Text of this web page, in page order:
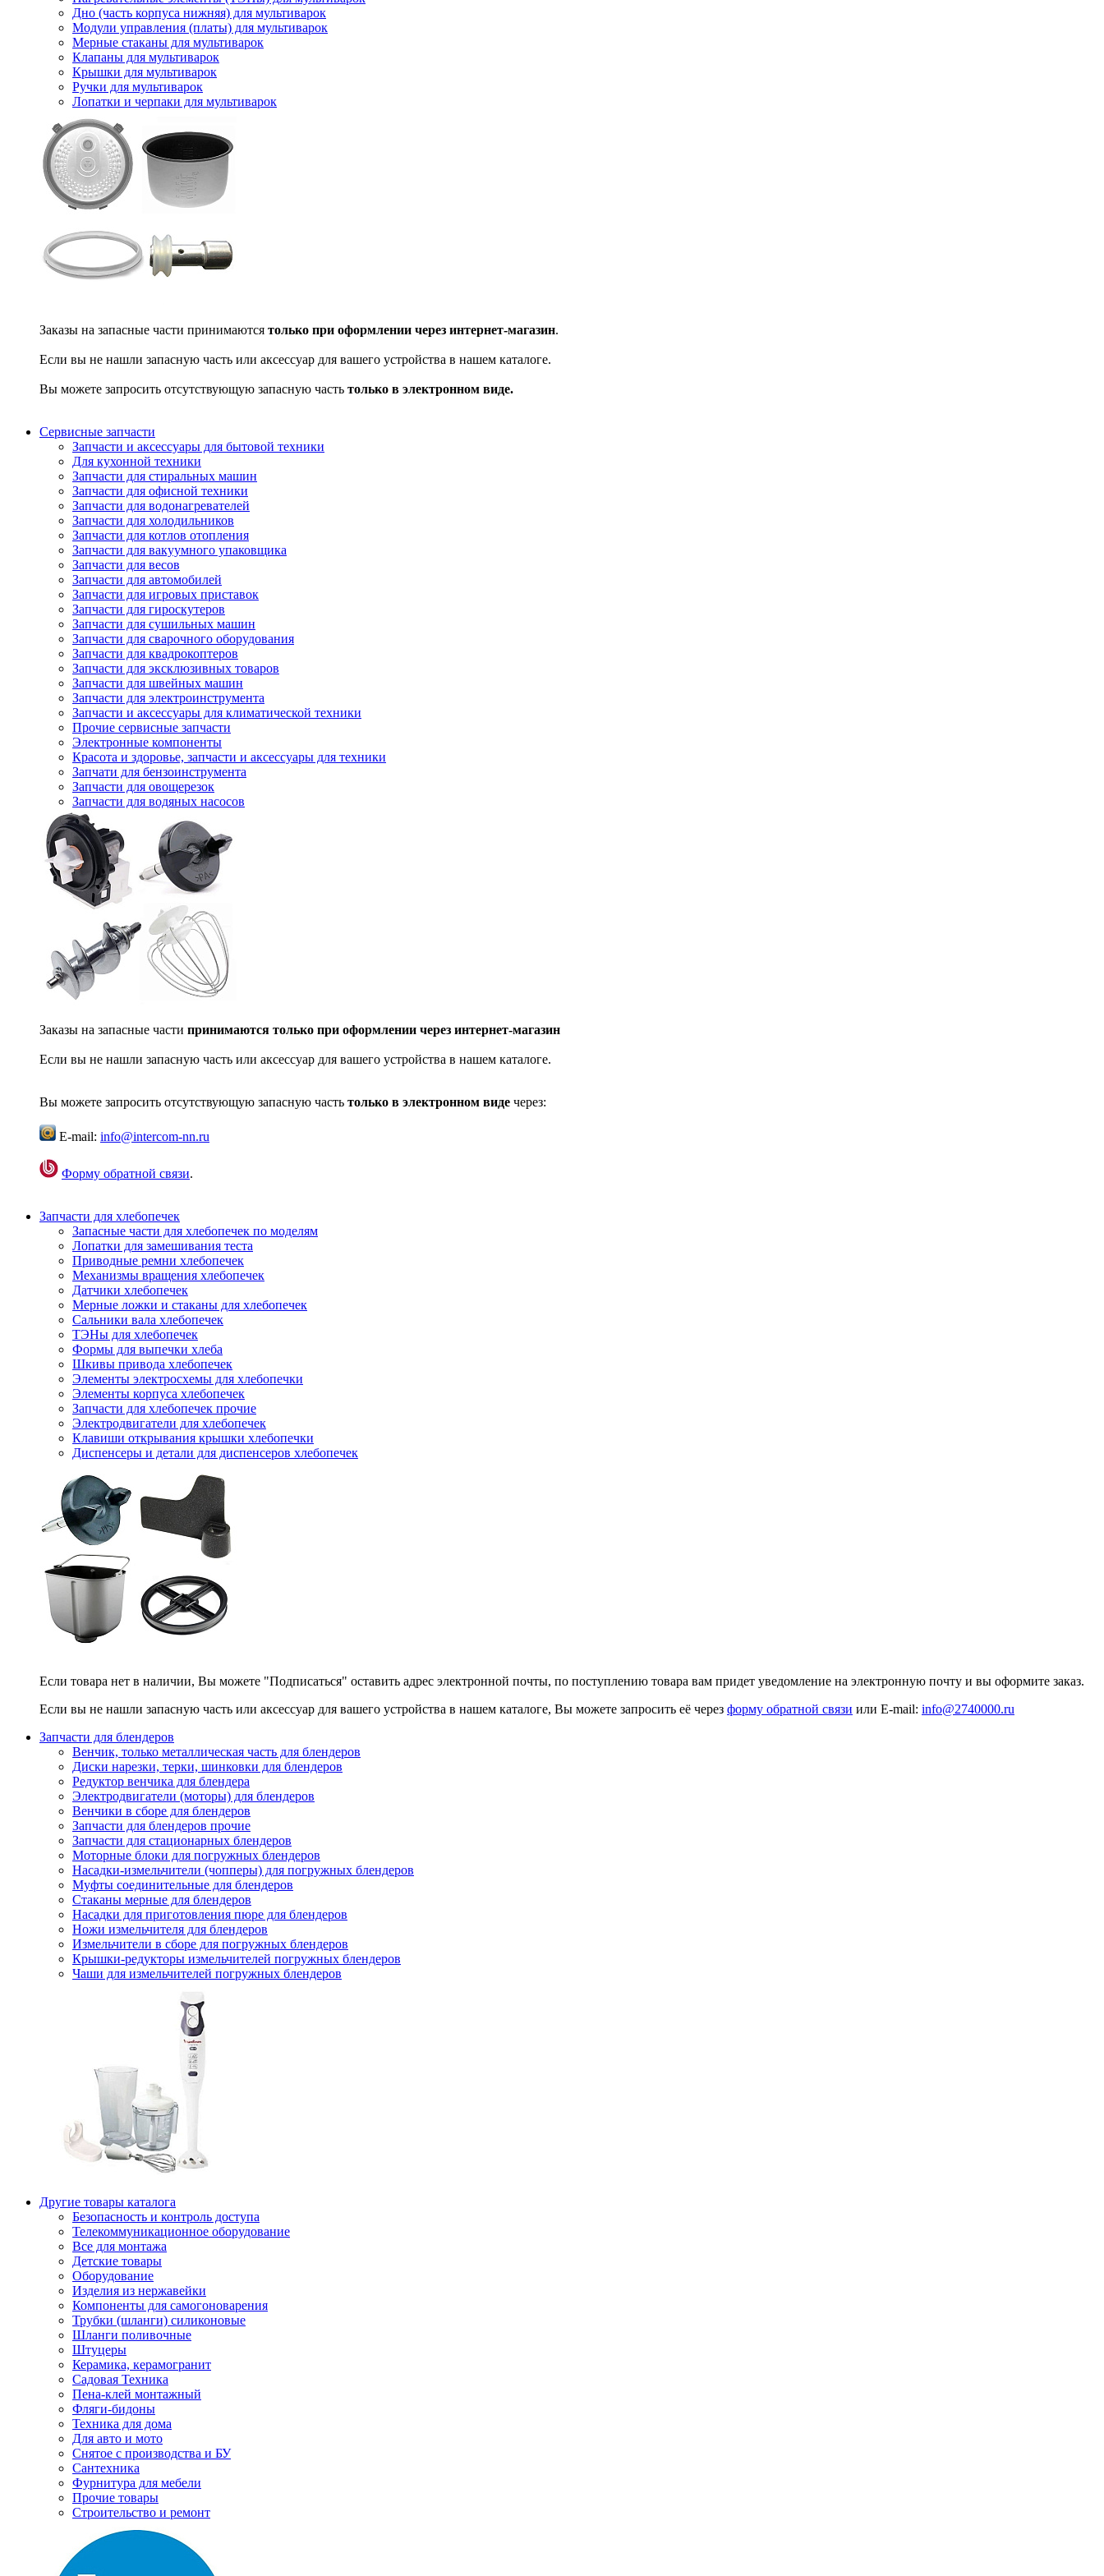
Дно (часть корпуса нижняя) для мультиварок
Модули управления (платы) для мультиварок
Мерные стаканы для мультиварок
Клапаны для мультиварок
Крышки для мультиварок
Ручки для мультиварок
Лопатки и черпаки для мультиварок
Заказы на запасные части принимаются только при оформлении через интернет-магазин.
Если вы не нашли запасную часть или аксессуар для вашего устройства в нашем каталоге.
Вы можете запросить отсутствующую запасную часть только в электронном виде.
Сервисные запчасти
Запчасти и аксессуары для бытовой техники
Для кухонной техники
Запчасти для стиральных машин
Запчасти для офисной техники
Запчасти для водонагревателей
Запчасти для холодильников
Запчасти для котлов отопления
Запчасти для вакуумного упаковщика
Запчасти для весов
Запчасти для автомобилей
Запчасти для игровых приставок
Запчасти для гироскутеров
Запчасти для сушильных машин
Запчасти для сварочного оборудования
Запчасти для квадрокоптеров
Запчасти для эксклюзивных товаров
Запчасти для швейных машин
Запчасти для электроинструмента
Запчасти и аксессуары для климатической техники
Прочие сервисные запчасти
Электронные компоненты
Красота и здоровье, запчасти и аксессуары для техники
Запчати для бензоинструмента
Запчасти для овощерезок
Запчасти для водяных насосов
Заказы на запасные части принимаются только при оформлении через интернет-магазин
Если вы не нашли запасную часть или аксессуар для вашего устройства в нашем каталоге.
Вы можете запросить отсутствующую запасную часть только в электронном виде через:
E-mail: info@intercom-nn.ru
Форму обратной связи.
Запчасти для хлебопечек
Запасные части для хлебопечек по моделям
Лопатки для замешивания теста
Приводные ремни хлебопечек
Механизмы вращения хлебопечек
Датчики хлебопечек
Мерные ложки и стаканы для хлебопечек
Сальники вала хлебопечек
ТЭНы для хлебопечек
Формы для выпечки хлеба
Шкивы привода хлебопечек
Элементы электросхемы для хлебопечки
Элементы корпуса хлебопечек
Запчасти для хлебопечек прочие
Электродвигатели для хлебопечек
Клавиши открывания крышки хлебопечки
Диспенсеры и детали для диспенсеров хлебопечек
Если товара нет в наличии, Вы можете "Подписаться" оставить адрес электронной почты, по поступлению товара вам придет уведомление на электронную почту и вы оформите заказ.
Если вы не нашли запасную часть или аксессуар для вашего устройства в нашем каталоге, Вы можете запросить её через форму обратной связи или E-mail: info@2740000.ru
Запчасти для блендеров
Венчик, только металлическая часть для блендеров
Диски нарезки, терки, шинковки для блендеров
Редуктор венчика для блендера
Электродвигатели (моторы) для блендеров
Венчики в сборе для блендеров
Запчасти для блендеров прочие
Запчасти для стационарных блендеров
Моторные блоки для погружных блендеров
Насадки-измельчители (чопперы) для погружных блендеров
Муфты соединительные для блендеров
Стаканы мерные для блендеров
Насадки для приготовления пюре для блендеров
Ножи измельчителя для блендеров
Измельчители в сборе для погружных блендеров
Крышки-редукторы измельчителей погружных блендеров
Чаши для измельчителей погружных блендеров
Другие товары каталога
Безопасность и контроль доступа
Телекоммуникационное оборудование
Все для монтажа
Детские товары
Оборудование
Изделия из нержавейки
Компоненты для самогоноварения
Трубки (шланги) силиконовые
Шланги поливочные
Штуцеры
Керамика, керамогранит
Садовая Техника
Пена-клей монтажный
Фляги-бидоны
Техника для дома
Для авто и мото
Снятое с производства и БУ
Сантехника
Фурнитура для мебели
Прочие товары
Строительство и ремонт